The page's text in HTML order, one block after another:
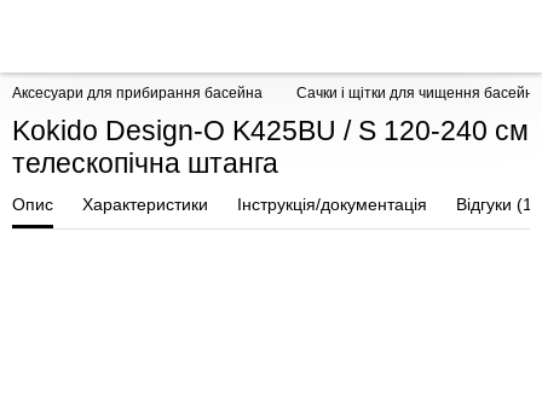
Аксесуари для прибирання басейна Сачки і щітки для чищення басейну
Kokido Design-O K425BU / S 120-240 см
телескопічна штанга
Опис Характеристики Інструкція/документація Відгуки (1)